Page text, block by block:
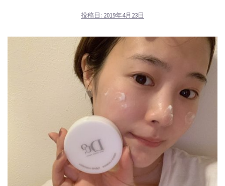
投稿日: 2019年4月23日